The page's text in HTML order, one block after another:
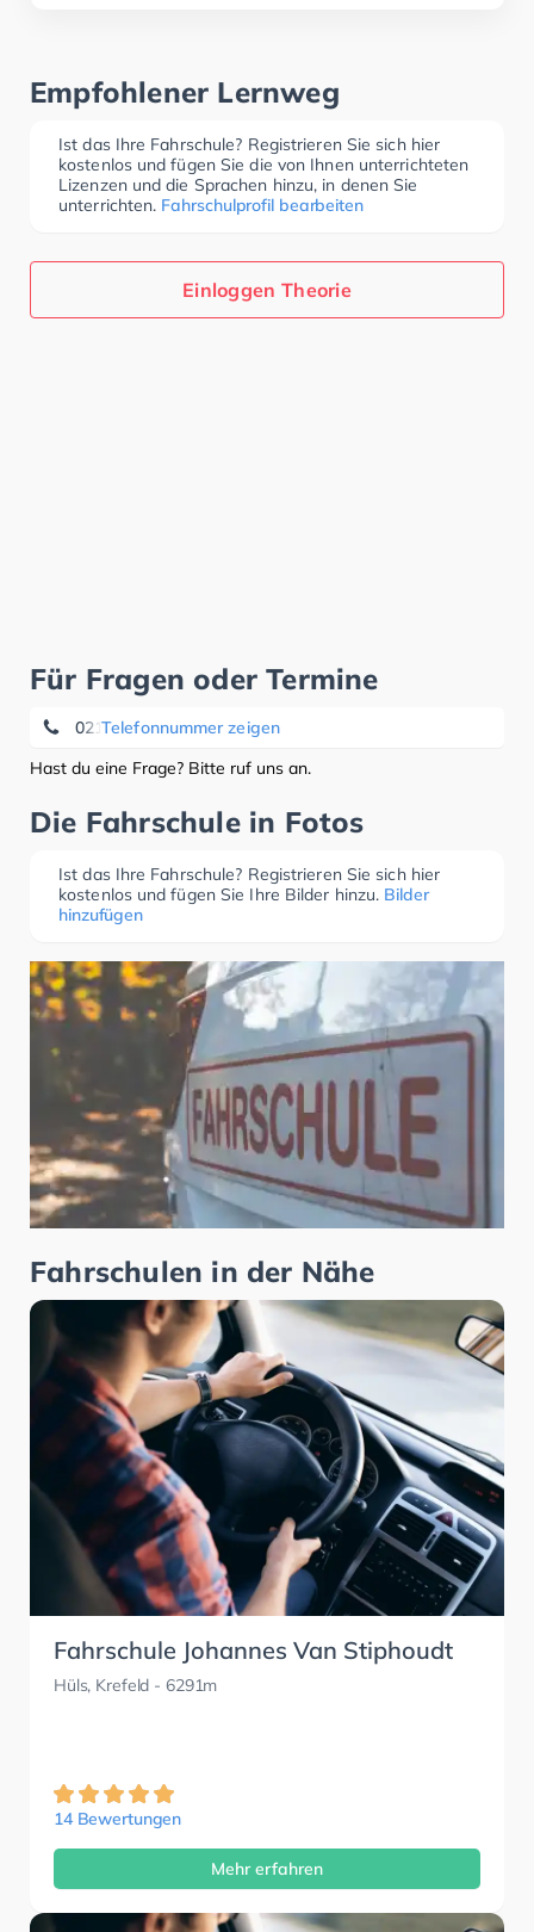
Empfohlener Lernweg
Ist das Ihre Fahrschule? Registrieren Sie sich hier
kostenlos und fügen Sie die von Ihnen unterrichteten
Lizenzen und die Sprachen hinzu, in denen Sie
unterrichten. Fahrschulprofil bearbeiten
Einloggen Theorie
Für Fragen oder Termine
Telefonnummer zeigen
02151 566 4676
Hast du eine Frage? Bitte ruf uns an.
Die Fahrschule in Fotos
Ist das Ihre Fahrschule? Registrieren Sie sich hier
kostenlos und fügen Sie Ihre Bilder hinzu. Bilder
hinzufügen
Fahrschulen in der Nähe
Fahrschule Johannes Van Stiphoudt
Hüls, Krefeld - 6291m
14 Bewertungen
Mehr erfahren